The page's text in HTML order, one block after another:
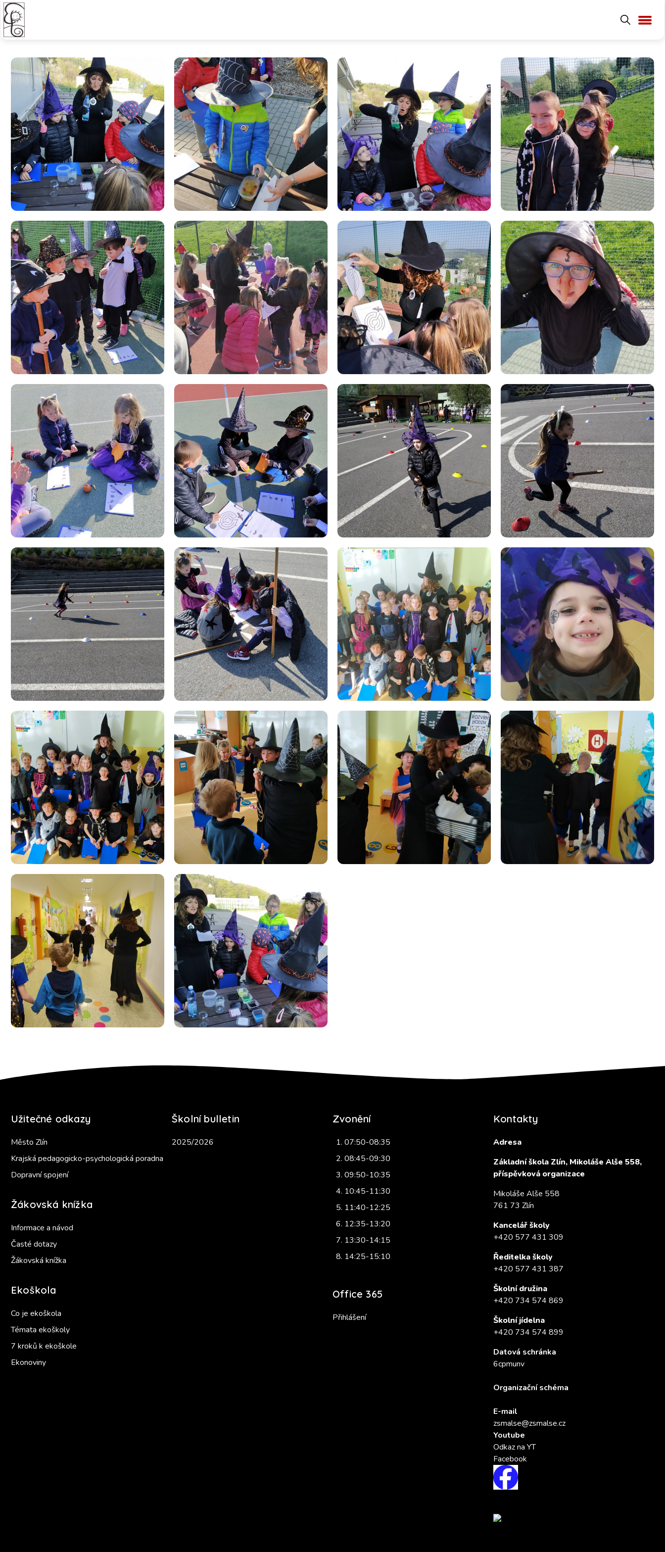
Čarodějnice 1. A
Užitečné odkazy
Město Zlín
Krajská pedagogicko-psychologická poradna
Dopravní spojení
Žákovská knížka
Informace a návod
Časté dotazy
Žákovská knížka
Ekoškola
Co je ekoškola
Témata ekoškoly
7 kroků k ekoškole
Ekonoviny
Školní bulletin
2025/2026
Zvonění
07:50-08:35
08:45-09:30
09:50-10:35
10:45-11:30
11:40-12:25
12:35-13:20
13:30-14:15
14:25-15:10
Office 365
Přihlášení
Kontakty
Adresa
Základní škola Zlín, Mikoláše Alše 558,
příspěvková organizace
Mikoláše Alše 558
761 73 Zlín
Kancelář školy
+420 577 431 309
Ředitelka školy
+420 577 431 387
Školní družina
+420 734 574 869
Školní jídelna
+420 734 574 899
Datová schránka
6cpmunv
Organizační schéma
E-mail
zsmalse@zsmalse.cz
Youtube
Odkaz na YT
Facebook